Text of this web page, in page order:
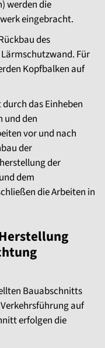
werden die
eingebracht.
des
Für
Kopfbalken auf
das Einheben
und den
vor und nach
der
der
dem
die Arbeiten in
Bauabschnitts
auf
erfolgen die